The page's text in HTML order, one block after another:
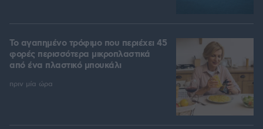
Το αγαπημένο τρόφιμο που περιέχει 45
φορές περισσότερα μικροπλαστικά
από ένα πλαστικό μπουκάλι
πριν μία ώρα